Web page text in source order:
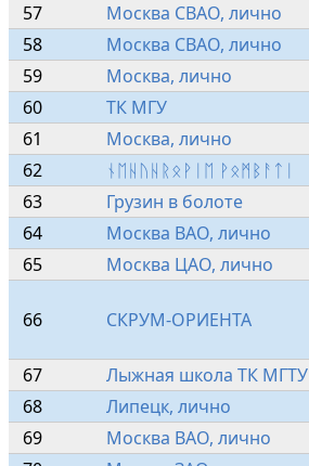
57
Москва СВАО, лично
58
Москва СВАО, лично
59
Москва, лично
60
ТК МГУ
61
Москва, лично
62
ᚾᛖᚺᚢᚺᚱᛟᚹᛁᛖ ᚹᛟᛗᛒᚨᛏᛁ
63
Грузин в болоте
64
Москва ВАО, лично
65
Москва ЦАО, лично
66 СКРУМ-ОРИЕНТА
67
Лыжная школа ТК МГТУ
68
Липецк, лично
69
Москва ВАО, лично